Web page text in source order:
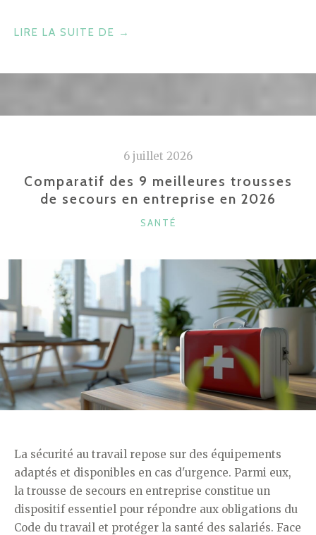
LIRE LA SUITE DE « TROUVER
SERVICES
ALAIN
AFFLELOU
POUR
VOS
YEUX »
→
6 juillet 2026
Comparatif des 9 meilleures trousses
de secours en entreprise en 2026
CATÉGORIES
SANTÉ
La sécurité au travail repose sur des équipements
adaptés et disponibles en cas d'urgence. Parmi eux,
la trousse de secours en entreprise constitue un
dispositif essentiel pour répondre aux obligations du
Code du travail et protéger la santé des salariés. Face